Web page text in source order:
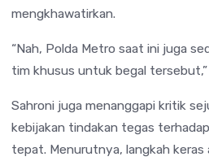
mengkhawatirkan.
“Nah, Polda Metro saat ini juga
tim khusus untuk begal tersebut,”
Sahroni juga menanggapi kritik
kebijakan tindakan tegas
tepat. Menurutnya, langkah